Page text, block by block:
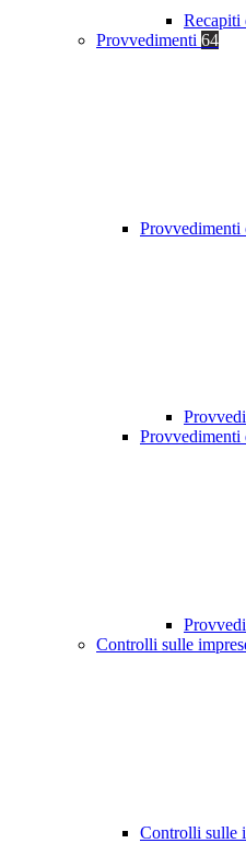
Recapiti
Provvedimenti 64
Provvedimenti
Controlli sulle
Controlli sulle